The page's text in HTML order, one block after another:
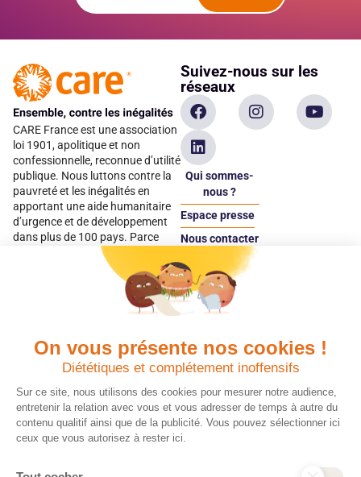
On vous présente nos cookies !
Diététiques et complétement inoffensifs
Sur ce site, nous utilisons des cookies pour mesurer notre audience,
entretenir la relation avec vous et vous adresser de temps à autre du
contenu qualitif ainsi que de la publicité. Vous pouvez sélectionner ici
ceux que vous autorisez à rester ici.
CARE France est une association
loi 1901, apolitique et non
confessionnelle, reconnue d’utilité
publique. Nous luttons contre la
pauvreté et les inégalités en
apportant une aide humanitaire
d’urgence et de développement
dans plus de 100 pays. Parce
qu’elles sont les premières
victimes des inégalités, CARE met
les femmes et les filles au cœur
Suivez-nous sur les
réseaux
Qui sommes-
nous ?
Espace presse
Nous contacter
Espace
donateur
Quels avantages fiscaux ?
Chaque don effectué à une
association reconnue d’utilité
publique comme CARE, est
déductible jusqu’à 75 % de l’impôt
sur le revenu. Modalités de
déduction, déclaration des dons
Donner en confiance
Vos dons sont
déductibles à 75 % de
vos impôts. Depuis
plus de 15 ans, CARE
France est une